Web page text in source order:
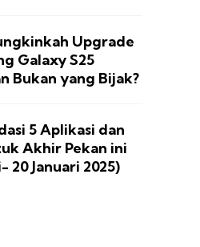
Upgrade
Galaxy S25
Bukan yang Bijak?
5 Aplikasi dan
Akhir Pekan ini
20 Januari 2025)